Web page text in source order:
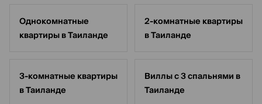
Однокомнатные
квартиры в Таиланде
2-комнатные квартиры
в Таиланде
3-комнатные квартиры
в Таиланде
Виллы с 3 спальнями в
Таиланде